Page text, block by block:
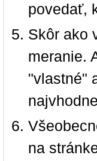
povedať,
Skôr ako
meranie.
"vlastné"
na